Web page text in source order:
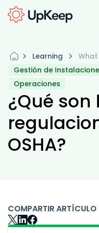
Learning
What
Gestión de
Operaciones
¿Qué son
OSHA?
COMPARTIR ARTÍCULO